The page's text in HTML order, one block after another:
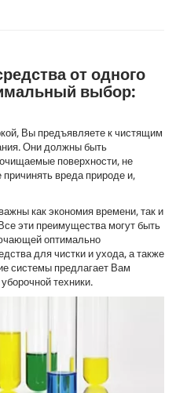
от одного
выбор:
Вы предъявляете к чистящим
Они должны быть
поверхности, не
вреда природе и,
как экономия времени, так и
эти преимущества могут быть
оптимально
для чистки и ухода, а также
системы предлагает Вам
техники.